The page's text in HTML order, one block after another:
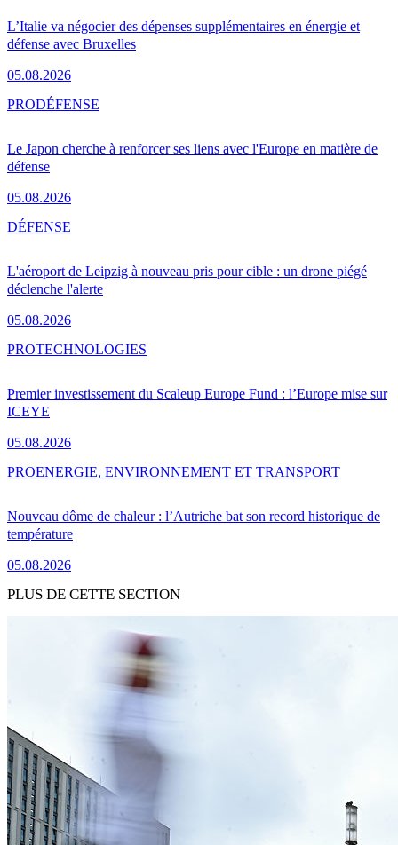
L’Italie va négocier des dépenses supplémentaires en énergie et
défense avec Bruxelles
05.08.2026
Le Japon cherche à renforcer ses liens avec l'Europe en matière de
défense
05.08.2026
PRODÉFENSE
L'aéroport de Leipzig à nouveau pris pour cible : un drone piégé
déclenche l'alerte
05.08.2026
DÉFENSE
Premier investissement du Scaleup Europe Fund : l’Europe mise sur
ICEYE
05.08.2026
PROTECHNOLOGIES
Nouveau dôme de chaleur : l’Autriche bat son record historique de
température
05.08.2026
PROENERGIE, ENVIRONNEMENT ET TRANSPORT
PLUS DE CETTE SECTION